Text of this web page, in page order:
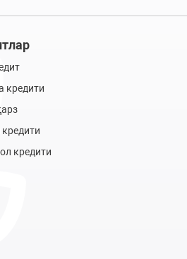
кредити
кредити